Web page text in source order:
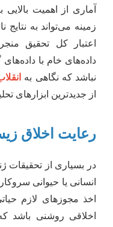
آماری از اهمیت
زمینه می‌تواند به
اعتبار کل تحقیق
داده‌های خام با
نباشد که نگاهی به
از جدیدترین ابزارهای
رعایت اخلاق
در بسیاری از تحقیقات
انسانی یا حیوانی
اخذ مجوزهای لازم
اخلاقی روشنی باشد